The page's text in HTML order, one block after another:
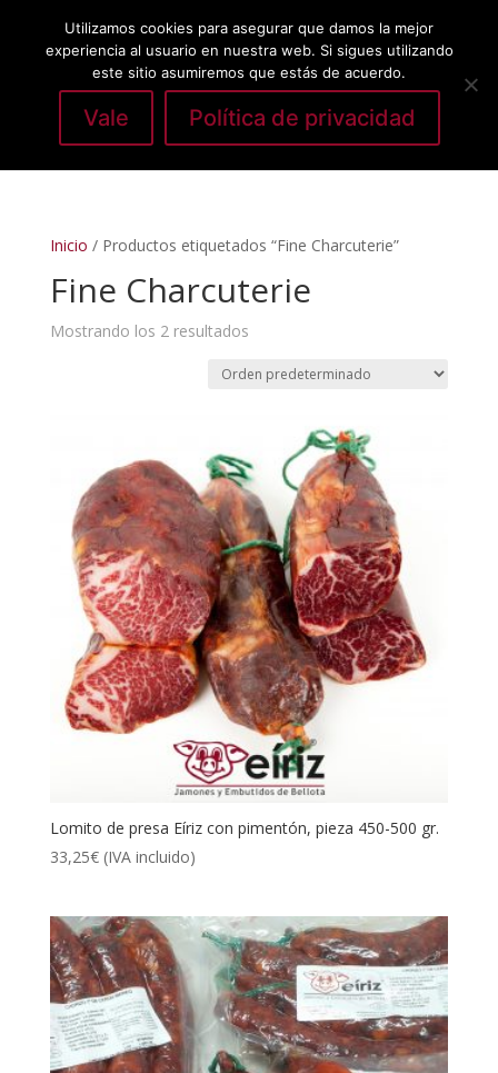
Seleccionar página
Inicio / Productos etiquetados “Fine Charcuterie”
Fine Charcuterie
Mostrando los 2 resultados
Lomito de presa Eíriz con pimentón, pieza 450-500 gr.
33,25€ (IVA incluido)
Utilizamos cookies para asegurar que damos la mejor
experiencia al usuario en nuestra web. Si sigues utilizando
este sitio asumiremos que estás de acuerdo.
Vale Política de privacidad